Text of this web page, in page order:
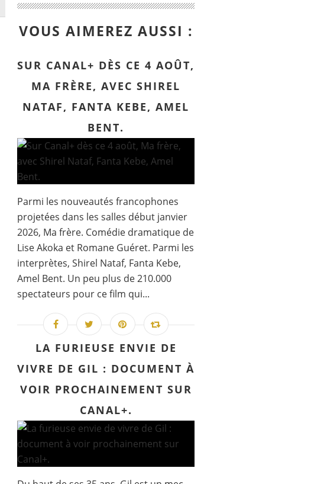
VOUS AIMEREZ AUSSI :
SUR CANAL+ DÈS CE 4 AOÛT,
MA FRÈRE, AVEC SHIREL
NATAF, FANTA KEBE, AMEL
BENT.
Parmi les nouveautés francophones
projetées dans les salles début janvier
2026, Ma frère. Comédie dramatique de
Lise Akoka et Romane Guéret. Parmi les
interprètes, Shirel Nataf, Fanta Kebe,
Amel Bent. Un peu plus de 210.000
spectateurs pour ce film qui...
LA FURIEUSE ENVIE DE
VIVRE DE GIL : DOCUMENT À
VOIR PROCHAINEMENT SUR
CANAL+.